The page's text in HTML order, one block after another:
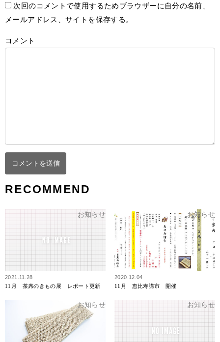
次回のコメントで使用するためブラウザーに自分の名前、
メールアドレス、サイトを保存する。
コメント
RECOMMEND
お知らせ
2021.11.28
11月 茶席のきもの展 レポート更新
お知らせ
2020.12.04
11月 恵比寿講市 開催
お知らせ お知らせ